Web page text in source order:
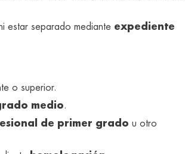
estar separado mediante expediente
o superior.
medio.
de primer grado u otro